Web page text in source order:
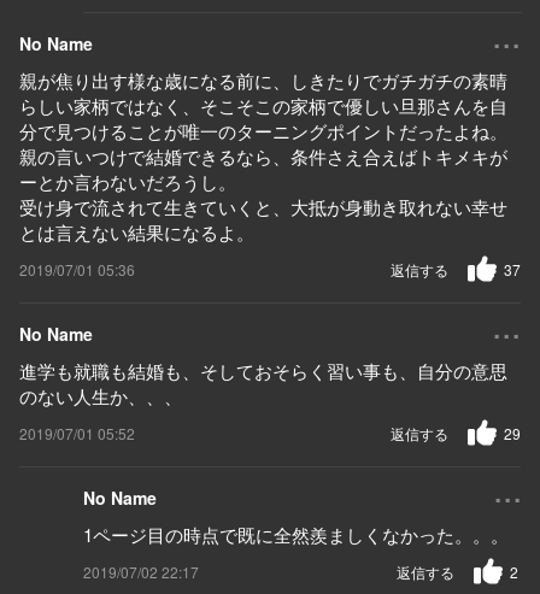
No Name ...
親が焦り出す様な歳になる前に、しきたりでガチガチの素晴
らしい家柄ではなく、そこそこの家柄で優しい旦那さんを自
分で見つけることが唯一のターニングポイントだったよね。
親の言いつけで結婚できるなら、条件さえ合えばトキメキが
ーとか言わないだろうし。
受け身で流されて生きていくと、大抵が身動き取れない幸せ
とは言えない結果になるよ。
2019/07/01 05:36 37
返信する
No Name ...
進学も就職も結婚も、そしておそらく習い事も、自分の意思
のない人生か、、、
2019/07/01 05:52 29
返信する
No Name ...
1ページ目の時点で既に全然羨ましくなかった。。。
2019/07/02 22:17 2
返信する